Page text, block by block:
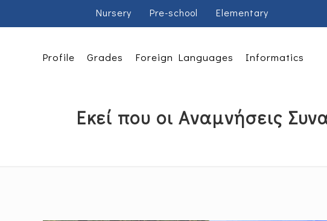
Nursery Pre-school Elementary
Profile Grades Foreign Languages Informatics
Εκεί που οι Αναμνήσεις